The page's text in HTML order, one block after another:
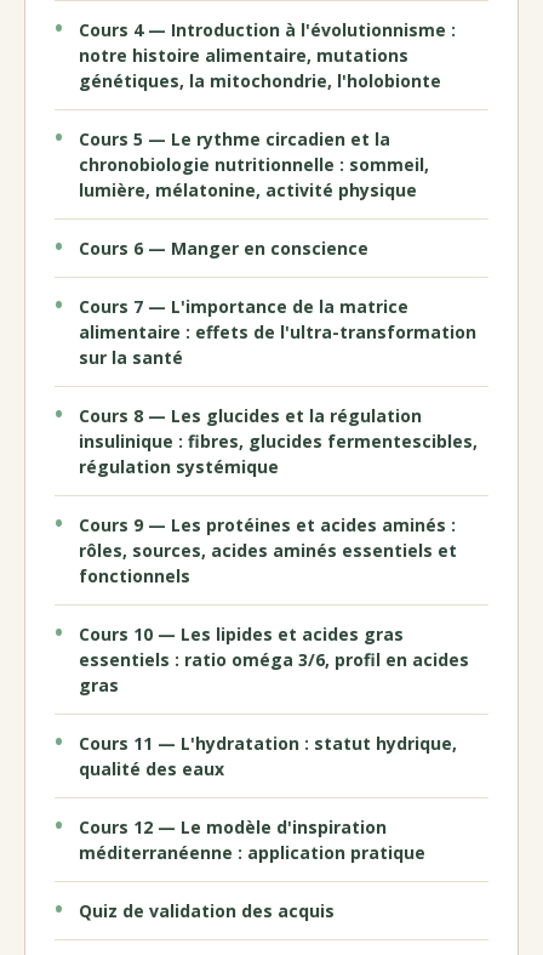
Cours 4 — Introduction à l'évolutionnisme :
notre histoire alimentaire, mutations
génétiques, la mitochondrie, l'holobionte
Cours 5 — Le rythme circadien et la
chronobiologie nutritionnelle : sommeil,
lumière, mélatonine, activité physique
Cours 6 — Manger en conscience
Cours 7 — L'importance de la matrice
alimentaire : effets de l'ultra-transformation
sur la santé
Cours 8 — Les glucides et la régulation
insulinique : fibres, glucides fermentescibles,
régulation systémique
Cours 9 — Les protéines et acides aminés :
rôles, sources, acides aminés essentiels et
fonctionnels
Cours 10 — Les lipides et acides gras
essentiels : ratio oméga 3/6, profil en acides
gras
Cours 11 — L'hydratation : statut hydrique,
qualité des eaux
Cours 12 — Le modèle d'inspiration
méditerranéenne : application pratique
Quiz de validation des acquis